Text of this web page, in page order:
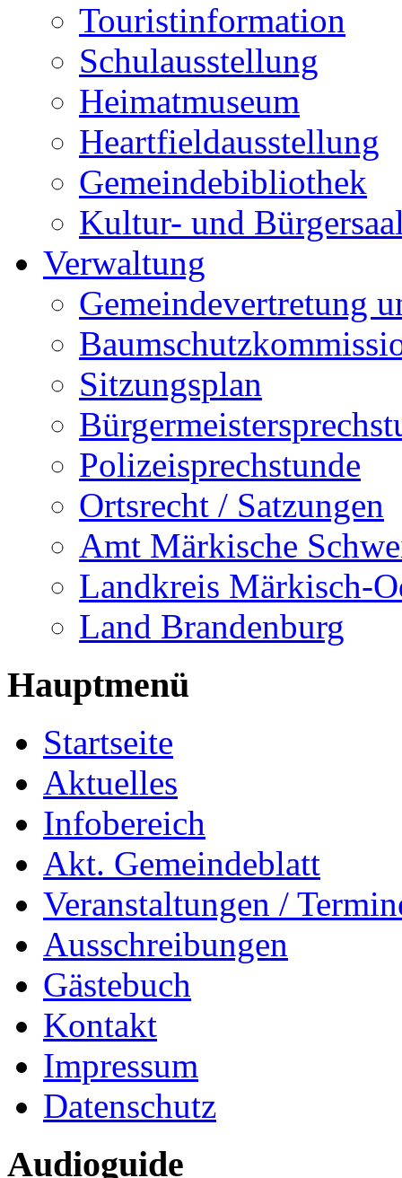
Touristinformation
Schulausstellung
Heimatmuseum
Heartfieldausstellung
Gemeindebibliothek
Kultur- und
Verwaltung
Gemeindevertretung
Sitzungsplan
Polizeisprechstunde
Ortsrecht / Satzungen
Amt Märkische
Landkreis Märkisch-
Land Brandenburg
Hauptmenü
Startseite
Aktuelles
Infobereich
Akt. Gemeindeblatt
Veranstaltungen /
Ausschreibungen
Gästebuch
Kontakt
Impressum
Datenschutz
Audioguide